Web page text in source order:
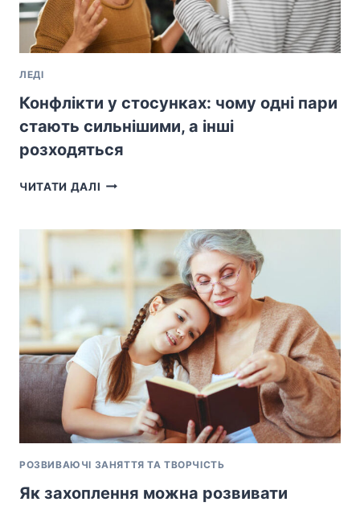
ЛЕДІ
Конфлікти у стосунках: чому одні пари
стають сильнішими, а інші
розходяться
ЧИТАТИ ДАЛІ КОНФЛІКТИ
ЧОМУ
ПАРИ
СТАЮТЬ
СИЛЬНІШИМИ,
ІНШІ
РОЗХОДЯТЬСЯ
РОЗВИВАЮЧІ ЗАНЯТТЯ ТА ТВОРЧІСТЬ
Як захоплення можна розвивати